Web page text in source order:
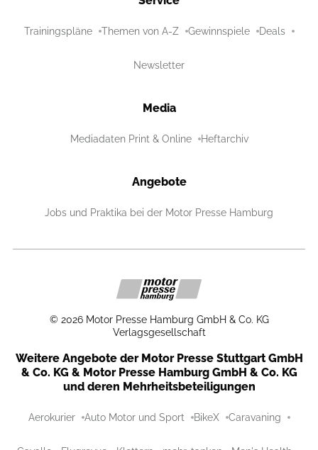
Trainingspläne Themen von A-Z Gewinnspiele Deals
Newsletter
Media
Mediadaten Print & Online Heftarchiv
Angebote
Jobs und Praktika bei der Motor Presse Hamburg
© 2026 Motor Presse Hamburg GmbH & Co. KG
Verlagsgesellschaft
Weitere Angebote der Motor Presse Stuttgart GmbH
& Co. KG & Motor Presse Hamburg GmbH & Co. KG
und deren Mehrheitsbeteiligungen
Aerokurier Auto Motor und Sport BikeX Caravaning